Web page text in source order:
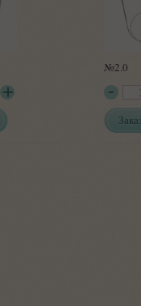
№2.0